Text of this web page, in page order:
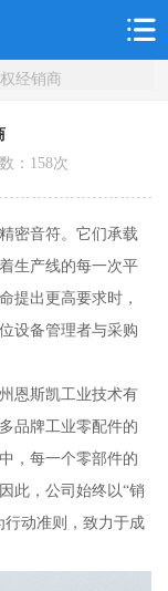
经销商
： 158次
密音符。它们承载
生产线的每一次平
提出更高要求时，
设备管理者与采购
恩斯凯工业技术有
品牌工业零配件的
，每一个零部件的
此，公司始终以“销
行动准则，致力于成